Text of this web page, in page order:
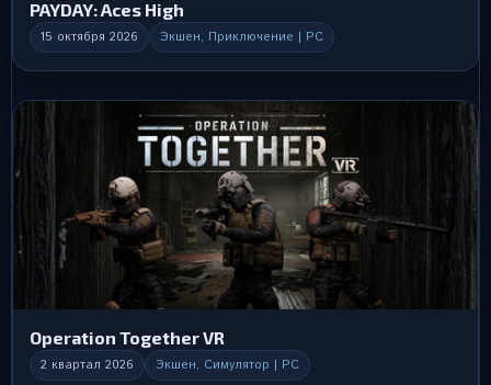
PAYDAY: Aces High
15 октября 2026 Экшен, Приключение | PC
Operation Together VR
2 квартал 2026 Экшен, Симулятор | PC